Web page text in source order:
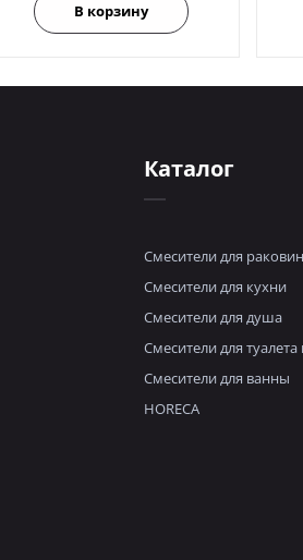
В корзину
Каталог
Смесители для
Смесители для кухни
Смесители для душа
Смесители для туалета
Смесители для ванны
HORECA